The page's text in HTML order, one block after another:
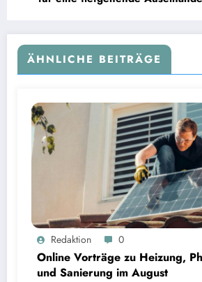
ÄHNLICHE BEITRÄGE
Online Vorträge zu Heizung, Photovoltaik und Sanierung im
Redaktion 0
Online Vorträge zu Heizung,
und Sanierung im August